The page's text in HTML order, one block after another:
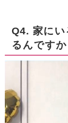
Q4. 家に
るんですか